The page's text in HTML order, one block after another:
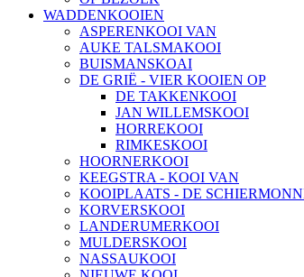
WADDENKOOIEN
ASPERENKOOI VAN
AUKE TALSMAKOOI
BUISMANSKOAI
DE GRIË - VIER KOOIEN OP
DE TAKKENKOOI
JAN WILLEMSKOOI
HORREKOOI
RIMKESKOOI
HOORNERKOOI
KEEGSTRA - KOOI VAN
KOOIPLAATS - DE
KORVERSKOOI
LANDERUMERKOOI
MULDERSKOOI
NASSAUKOOI